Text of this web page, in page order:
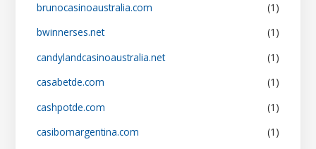
brunocasinoaustralia.com
(1)
bwinnerses.net
(1)
candylandcasinoaustralia.net
(1)
casabetde.com
(1)
cashpotde.com
(1)
casibomargentina.com
(1)